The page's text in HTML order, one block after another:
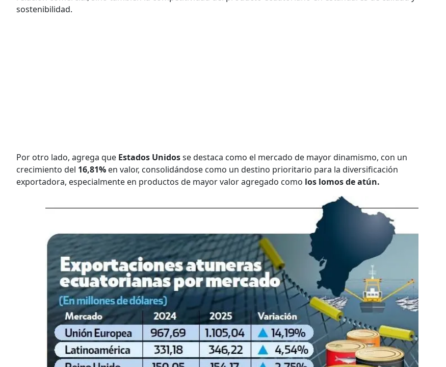
sostenibilidad.
Por otro lado, agrega que Estados Unidosse destaca como el mercado de mayor dinamismo, con un
crecimiento del 16,81% en valor, consolidándose como un destino prioritario para la diversificación
exportadora, especialmente en productos de mayor valor agregado como los lomos de atún.